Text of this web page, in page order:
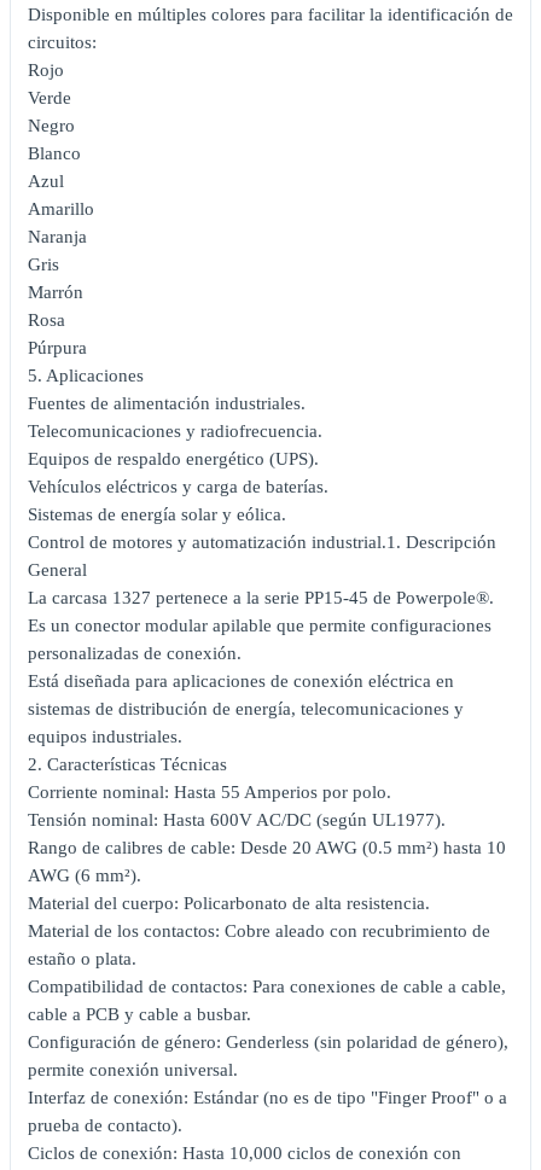
Disponible en múltiples colores para facilitar la identificación de
circuitos:
Rojo
Verde
Negro
Blanco
Azul
Amarillo
Naranja
Gris
Marrón
Rosa
Púrpura
5. Aplicaciones
Fuentes de alimentación industriales.
Telecomunicaciones y radiofrecuencia.
Equipos de respaldo energético (UPS).
Vehículos eléctricos y carga de baterías.
Sistemas de energía solar y eólica.
Control de motores y automatización industrial.1. Descripción
General
La carcasa 1327 pertenece a la serie PP15-45 de Powerpole®.
Es un conector modular apilable que permite configuraciones
personalizadas de conexión.
Está diseñada para aplicaciones de conexión eléctrica en
sistemas de distribución de energía, telecomunicaciones y
equipos industriales.
2. Características Técnicas
Corriente nominal: Hasta 55 Amperios por polo.
Tensión nominal: Hasta 600V AC/DC (según UL1977).
Rango de calibres de cable: Desde 20 AWG (0.5 mm²) hasta 10
AWG (6 mm²).
Material del cuerpo: Policarbonato de alta resistencia.
Material de los contactos: Cobre aleado con recubrimiento de
estaño o plata.
Compatibilidad de contactos: Para conexiones de cable a cable,
cable a PCB y cable a busbar.
Configuración de género: Genderless (sin polaridad de género),
permite conexión universal.
Interfaz de conexión: Estándar (no es de tipo "Finger Proof" o a
prueba de contacto).
Ciclos de conexión: Hasta 10,000 ciclos de conexión con